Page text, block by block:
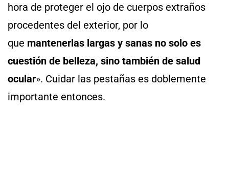
hora de proteger el ojo de cuerpos extraños
procedentes del exterior, por lo
que mantenerlas largas y sanas no solo es
cuestión de belleza, sino también de salud
ocular». Cuidar las pestañas es doblemente
importante entonces.